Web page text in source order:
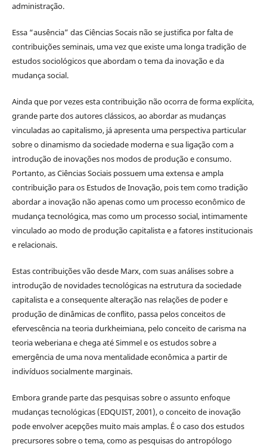
administração.
Essa “ausência” das Ciências Socais não se justifica por falta de
contribuições seminais, uma vez que existe uma longa tradição de
estudos sociológicos que abordam o tema da inovação e da
mudança social.
Ainda que por vezes esta contribuição não ocorra de forma explícita,
grande parte dos autores clássicos, ao abordar as mudanças
vinculadas ao capitalismo, já apresenta uma perspectiva particular
sobre o dinamismo da sociedade moderna e sua ligação com a
introdução de inovações nos modos de produção e consumo.
Portanto, as Ciências Sociais possuem uma extensa e ampla
contribuição para os Estudos de Inovação, pois tem como tradição
abordar a inovação não apenas como um processo econômico de
mudança tecnológica, mas como um processo social, intimamente
vinculado ao modo de produção capitalista e a fatores institucionais
e relacionais.
Estas contribuições vão desde Marx, com suas análises sobre a
introdução de novidades tecnológicas na estrutura da sociedade
capitalista e a consequente alteração nas relações de poder e
produção de dinâmicas de conflito, passa pelos conceitos de
efervescência na teoria durkheimiana, pelo conceito de carisma na
teoria weberiana e chega até Simmel e os estudos sobre a
emergência de uma nova mentalidade econômica a partir de
indivíduos socialmente marginais.
Embora grande parte das pesquisas sobre o assunto enfoque
mudanças tecnológicas (EDQUIST, 2001), o conceito de inovação
pode envolver acepções muito mais amplas. É o caso dos estudos
precursores sobre o tema, como as pesquisas do antropólogo